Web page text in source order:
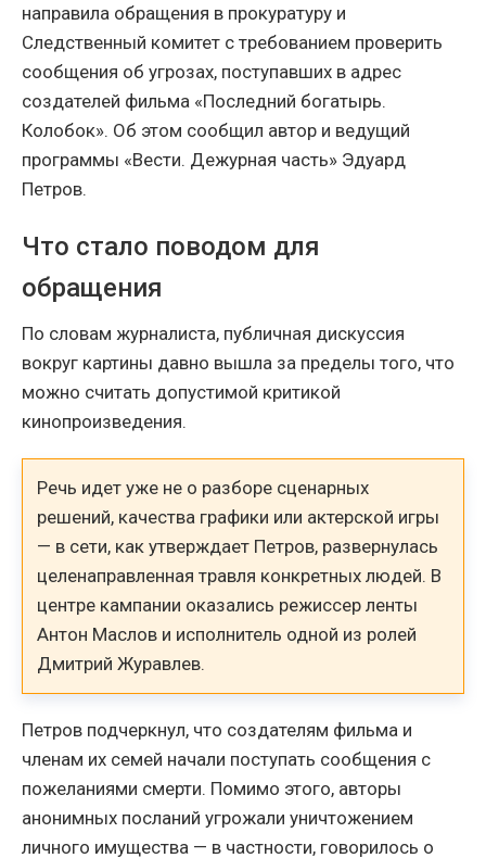
направила обращения в прокуратуру и
Следственный комитет с требованием проверить
сообщения об угрозах, поступавших в адрес
создателей фильма «Последний богатырь.
Колобок». Об этом сообщил автор и ведущий
программы «Вести. Дежурная часть» Эдуард
Петров.
Что стало поводом для
обращения
По словам журналиста, публичная дискуссия
вокруг картины давно вышла за пределы того, что
можно считать допустимой критикой
кинопроизведения.
Речь идет уже не о разборе сценарных
решений, качества графики или актерской игры
— в сети, как утверждает Петров, развернулась
целенаправленная травля конкретных людей. В
центре кампании оказались режиссер ленты
Антон Маслов и исполнитель одной из ролей
Дмитрий Журавлев.
Петров подчеркнул, что создателям фильма и
членам их семей начали поступать сообщения с
пожеланиями смерти. Помимо этого, авторы
анонимных посланий угрожали уничтожением
личного имущества — в частности, говорилось о